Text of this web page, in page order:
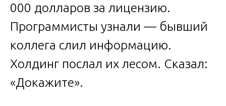
000 долларов за лицензию.
Программисты узнали — бывший
коллега слил информацию.
Холдинг послал их лесом. Сказал:
«Докажите».